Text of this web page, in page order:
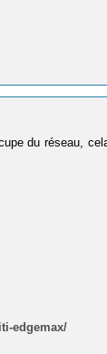
du réseau,
edgemax/